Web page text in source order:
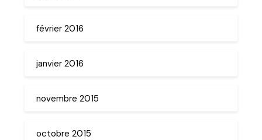
février 2016
janvier 2016
novembre 2015
octobre 2015